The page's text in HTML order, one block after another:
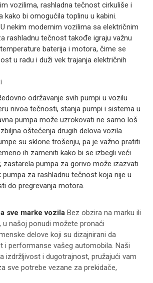
vozilima, rashladna tečnost cirkuliše i
kako bi omogućila toplinu u kabini.
nekim modernim vozilima sa električnim
rashladnu tečnost takođe igraju važnu
baterija i motora, čime se
u radu i duži vek trajanja električnih
održavanje svih pumpi u vozilu
nivoa tečnosti, stanja pumpi i sistema u
pumpa može uzrokovati ne samo loš
oštećenja drugih delova vozila.
su sklone trošenju, pa je važno pratiti
ih zameniti kako bi se izbegli veći
zastarela pumpa za gorivo može izazvati
za rashladnu tečnost koja nije u
do pregrevanja motora.
sve marke vozila Bez obzira na marku ili
u našoj ponudi možete pronaći
delove koji su dizajnirani da
i performanse vašeg automobila. Naši
izdržljivost i dugotrajnost, pružajući vam
sve potrebe vezane za prekidače,